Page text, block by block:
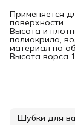
Применяется
поверхности.
Высота и
полиакрила,
материал по
Высота ворса
Шубки для